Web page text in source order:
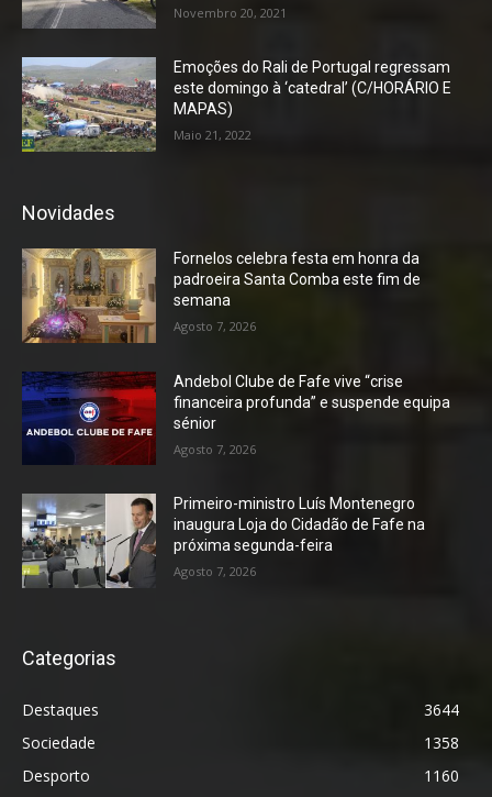
Novembro 20, 2021
Emoções do Rali de Portugal regressam
este domingo à ‘catedral’ (C/HORÁRIO E
MAPAS)
Maio 21, 2022
Novidades
Fornelos celebra festa em honra da
padroeira Santa Comba este fim de
semana
Agosto 7, 2026
Andebol Clube de Fafe vive “crise
financeira profunda” e suspende equipa
sénior
Agosto 7, 2026
Primeiro-ministro Luís Montenegro
inaugura Loja do Cidadão de Fafe na
próxima segunda-feira
Agosto 7, 2026
Categorias
Destaques
3644
Sociedade
1358
Desporto
1160